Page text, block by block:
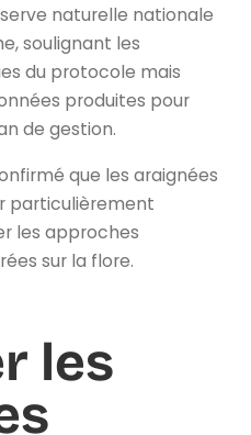
naturelle nationale
soulignant les
du protocole mais
produites pour
de gestion.
que les araignées
particulièrement
les approches
sur la flore.
les